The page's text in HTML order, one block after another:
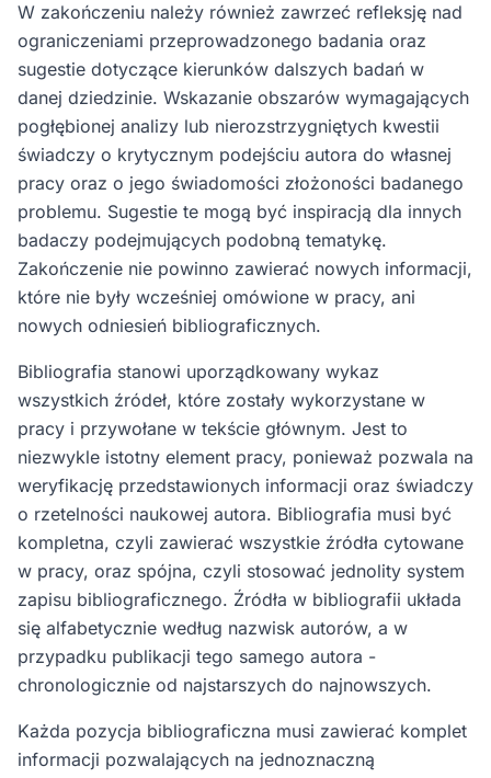
W zakończeniu należy również zawrzeć refleksję nad
ograniczeniami przeprowadzonego badania oraz
sugestie dotyczące kierunków dalszych badań w
danej dziedzinie. Wskazanie obszarów wymagających
pogłębionej analizy lub nierozstrzygniętych kwestii
świadczy o krytycznym podejściu autora do własnej
pracy oraz o jego świadomości złożoności badanego
problemu. Sugestie te mogą być inspiracją dla innych
badaczy podejmujących podobną tematykę.
Zakończenie nie powinno zawierać nowych informacji,
które nie były wcześniej omówione w pracy, ani
nowych odniesień bibliograficznych.
Bibliografia stanowi uporządkowany wykaz
wszystkich źródeł, które zostały wykorzystane w
pracy i przywołane w tekście głównym. Jest to
niezwykle istotny element pracy, ponieważ pozwala na
weryfikację przedstawionych informacji oraz świadczy
o rzetelności naukowej autora. Bibliografia musi być
kompletna, czyli zawierać wszystkie źródła cytowane
w pracy, oraz spójna, czyli stosować jednolity system
zapisu bibliograficznego. Źródła w bibliografii układa
się alfabetycznie według nazwisk autorów, a w
przypadku publikacji tego samego autora -
chronologicznie od najstarszych do najnowszych.
Każda pozycja bibliograficzna musi zawierać komplet
informacji pozwalających na jednoznaczną